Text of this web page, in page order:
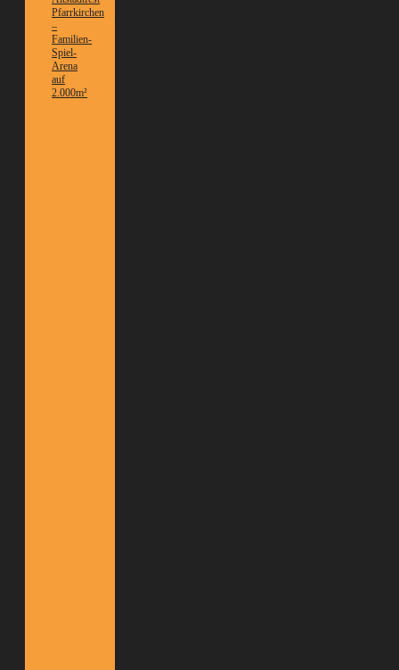
Pfarrkirchen
–
Familien-
Spiel-
Arena
auf
2.000m²